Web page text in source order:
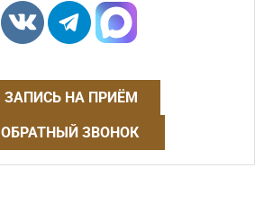
ЗАПИСЬ НА ПРИЁМ
ОБРАТНЫЙ ЗВОНОК